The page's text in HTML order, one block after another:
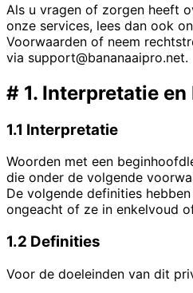
Als u vragen of zorgen heeft
onze services, lees dan ook
Voorwaarden of neem
via support@bananaaipro.net.
# 1. Interpretatie
1.1 Interpretatie
Woorden met een
die onder de volgende
De volgende definities
ongeacht of ze in enkelvoud
1.2 Definities
Voor de doeleinden van dit